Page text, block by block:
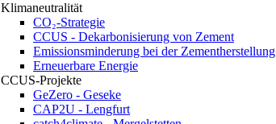
Klimaneutralität
CO₂-Strategie
CCUS - Dekarbonisierung von Zement
Emissionsminderung bei der Zementherstellung
Erneuerbare Energie
CCUS-Projekte
GeZero - Geseke
CAP2U - Lengfurt